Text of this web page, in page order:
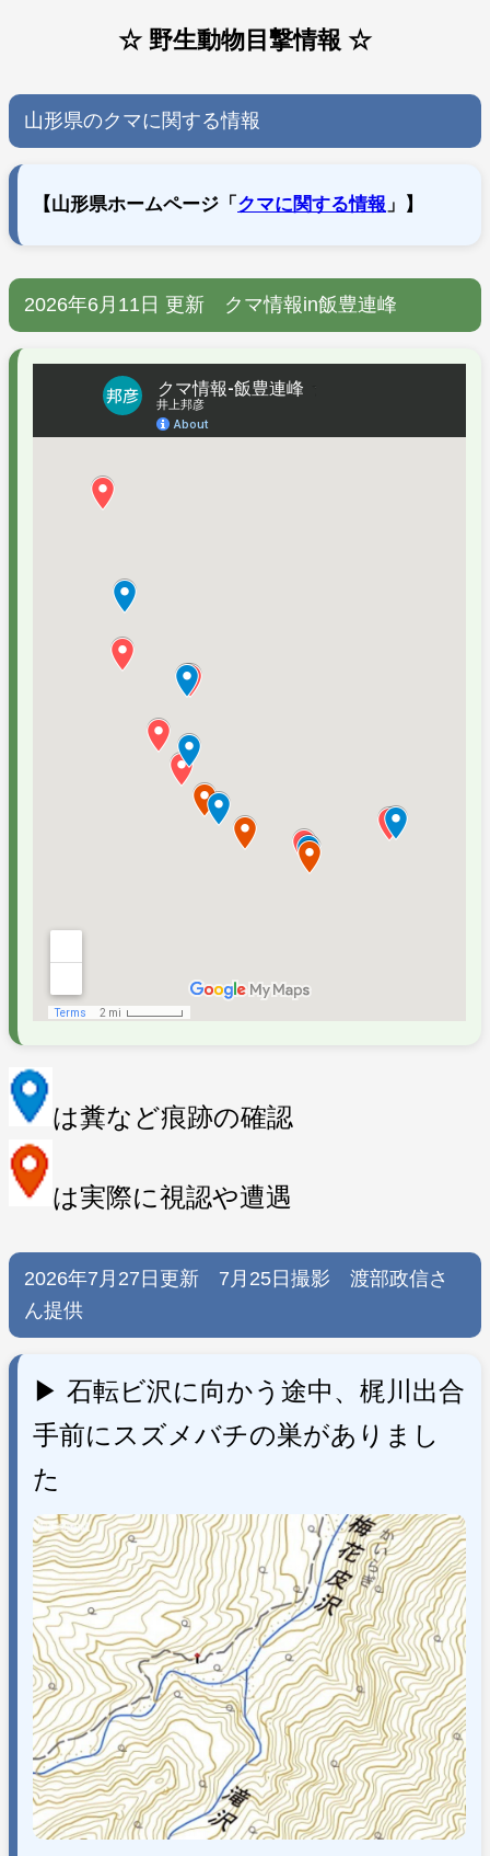
☆ 野生動物目撃情報 ☆
山形県のクマに関する情報
【山形県ホームページ「 クマに関する情報 」】
2026年6月11日 更新 クマ情報in飯豊連峰
は糞など痕跡の確認
は実際に視認や遭遇
2026年7月27日更新 7月25日撮影 渡部政信さ
ん提供
▶ 石転ビ沢に向かう途中、梶川出合
手前にスズメバチの巣がありまし
た